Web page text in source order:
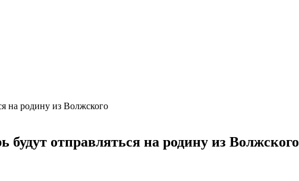
на родину из Волжского
будут отправляться на родину из Волжского